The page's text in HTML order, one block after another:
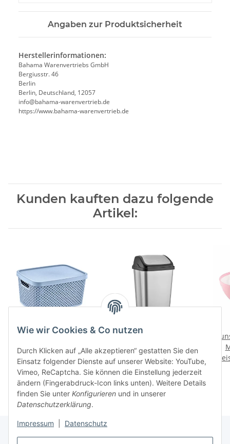
Wie wir Cookies & Co nutzen
Durch Klicken auf „Alle akzeptieren“ gestatten Sie den
Einsatz folgender Dienste auf unserer Website: YouTube,
Vimeo, ReCaptcha. Sie können die Einstellung jederzeit
ändern (Fingerabdruck-Icon links unten). Weitere Details
finden Sie unter Konfigurieren und in unserer
Datenschutzerklärung.
Impressum Datenschutz
Angaben zur Produktsicherheit
Herstellerinformationen:
Bahama Warenvertriebs GmbH
Bergiusstr. 46
Berlin
Berlin, Deutschland, 12057
ed.beirtrevneraw-amahab@ofni
https://www.bahama-warenvertrieb.de
Kunden kauften dazu folgende
Artikel:
Korb mit Deckel (7 Liter)
- DIAMOND - (04 1260)
Preise nach Anmeldung
sichtbar
Abfalleimer / Mülleimer
mit Deckel - 10 Liter -
VITTORIO - (01 1403)
Preise nach Anmeldung
sichtbar